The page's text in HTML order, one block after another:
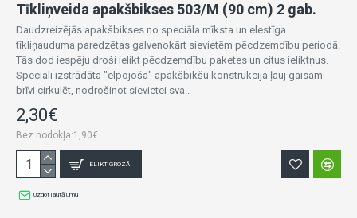
Tīkliņveida apakšbikses 503/M (90 cm) 2 gab.
Daudzreizējās apakšbikses no speciāla mīksta un elestīga
tīkliņauduma paredzētas galvenokārt sievietēm pēcdzemdību periodā.
Tās dod iespēju droši ielikt pēcdzemdību paketes un citus ieliktņus.
Speciali izstrādāta "elpojoša" apakšbikšu konstrukcija ļauj gaisam
brīvi cirkulēt, nodrošinot sievietei sva..
2,30€
Bez nodokļa:1,90€
IELIKT GROZĀ
Uzdot jautājumu